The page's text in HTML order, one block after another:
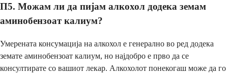
П5. Можам ли да пијам алкохол додека земам
аминобензоат калиум?
Умерената консумација на алкохол е генерално во ред додека
земате аминобензоат калиум, но најдобро е прво да се
консултирате со вашиот лекар. Алкохолот понекогаш може да го